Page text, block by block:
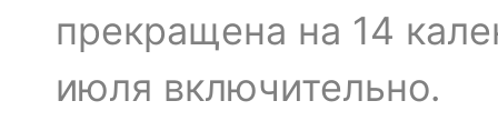
прекращена на 14
июля включительно.